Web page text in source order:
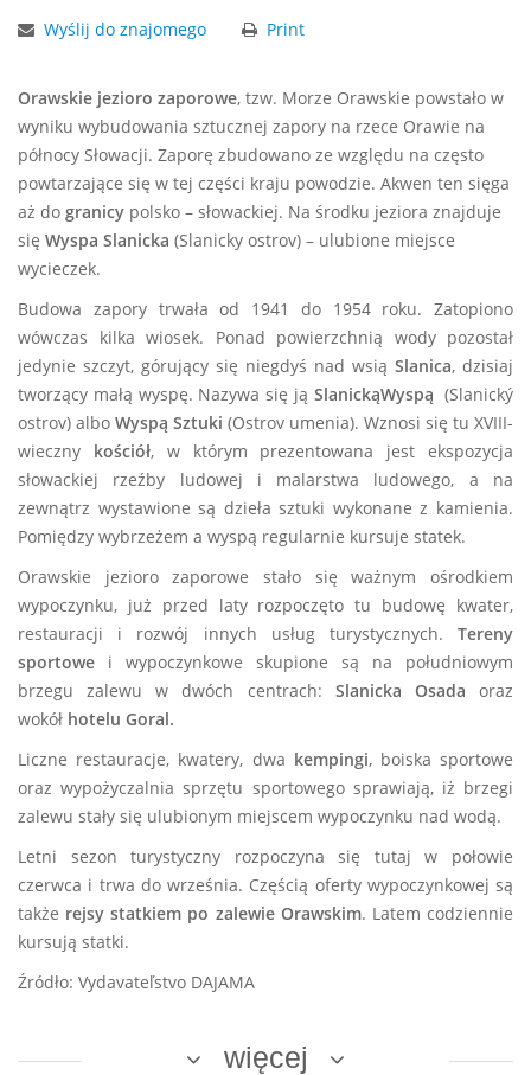
Wyślij do znajomego Print
Orawskie jezioro zaporowe, tzw. Morze Orawskie powstało w
wyniku wybudowania sztucznej zapory na rzece Orawie na
północy Słowacji. Zaporę zbudowano ze względu na często
powtarzające się w tej części kraju powodzie. Akwen ten sięga
aż do granicy polsko – słowackiej. Na środku jeziora znajduje
się Wyspa Slanicka (Slanicky ostrov) – ulubione miejsce
wycieczek.
Budowa zapory trwała od 1941 do 1954 roku. Zatopiono
wówczas kilka wiosek. Ponad powierzchnią wody pozostał
jedynie szczyt, górujący się niegdyś nad wsią Slanica, dzisiaj
tworzący małą wyspę. Nazywa się ją SlanickąWyspą (Slanický
ostrov) albo Wyspą Sztuki (Ostrov umenia). Wznosi się tu XVIII-
wieczny kościół, w którym prezentowana jest ekspozycja
słowackiej rzeźby ludowej i malarstwa ludowego, a na
zewnątrz wystawione są dzieła sztuki wykonane z kamienia.
Pomiędzy wybrzeżem a wyspą regularnie kursuje statek.
Orawskie jezioro zaporowe stało się ważnym ośrodkiem
wypoczynku, już przed laty rozpoczęto tu budowę kwater,
restauracji i rozwój innych usług turystycznych. Tereny
sportowe i wypoczynkowe skupione są na południowym
brzegu zalewu w dwóch centrach: Slanicka Osada oraz
wokół hotelu Goral.
Liczne restauracje, kwatery, dwa kempingi, boiska sportowe
oraz wypożyczalnia sprzętu sportowego sprawiają, iż brzegi
zalewu stały się ulubionym miejscem wypoczynku nad wodą.
Letni sezon turystyczny rozpoczyna się tutaj w połowie
czerwca i trwa do września. Częścią oferty wypoczynkowej są
także rejsy statkiem po zalewie Orawskim. Latem codziennie
kursują statki.
Źródło: Vydavateľstvo DAJAMA
więcej